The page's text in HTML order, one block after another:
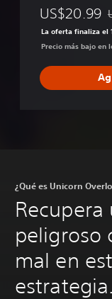
US$20.99
La oferta finaliza el
Precio más bajo en
¿Qué es Unicorn
peligroso
mal en
estrategia.